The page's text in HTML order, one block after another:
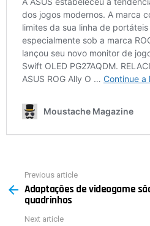
more
Previous article
Adaptações de videogame
quadrinhos
Next article